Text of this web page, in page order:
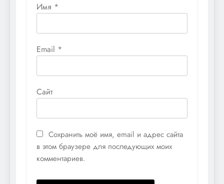
Имя *
Email *
Сайт
Сохранить моё имя, email и адрес сайта
в этом браузере для последующих моих
комментариев.